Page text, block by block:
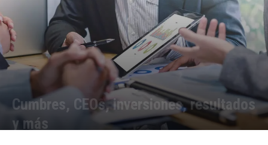
Cumbres, CEOs, inversiones, resultados
y más